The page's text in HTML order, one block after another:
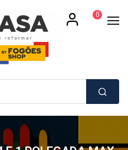
0